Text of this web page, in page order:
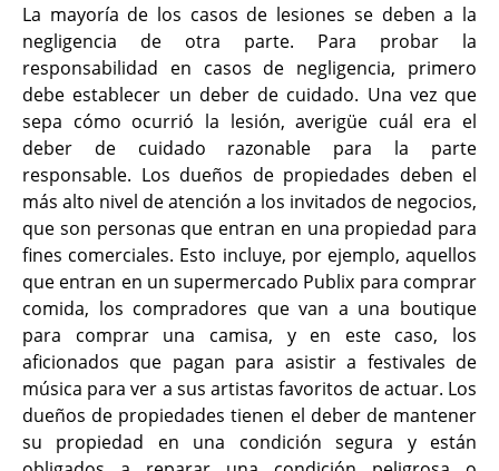
La mayoría de los casos de lesiones se deben a la
negligencia de otra parte. Para probar la
responsabilidad en casos de negligencia, primero
debe establecer un deber de cuidado. Una vez que
sepa cómo ocurrió la lesión, averigüe cuál era el
deber de cuidado razonable para la parte
responsable. Los dueños de propiedades deben el
más alto nivel de atención a los invitados de negocios,
que son personas que entran en una propiedad para
fines comerciales. Esto incluye, por ejemplo, aquellos
que entran en un supermercado Publix para comprar
comida, los compradores que van a una boutique
para comprar una camisa, y en este caso, los
aficionados que pagan para asistir a festivales de
música para ver a sus artistas favoritos de actuar. Los
dueños de propiedades tienen el deber de mantener
su propiedad en una condición segura y están